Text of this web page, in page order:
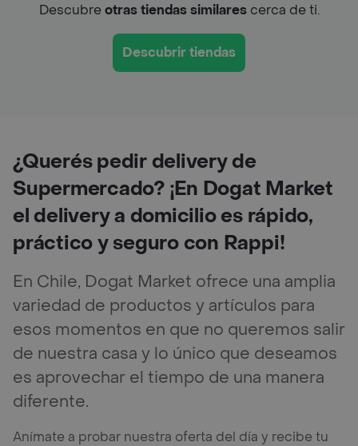
Descubreotras tiendas similarescerca de ti.
Descubrir tiendas
¿Querés pedir delivery de
Supermercado? ¡En Dogat Market
el delivery a domicilio es rápido,
práctico y seguro con Rappi!
En Chile, Dogat Market ofrece una amplia
variedad de productos y artículos para
esos momentos en que no queremos salir
de nuestra casa y lo único que deseamos
es aprovechar el tiempo de una manera
diferente.
Anímate a probar nuestra oferta del día y recibe tu